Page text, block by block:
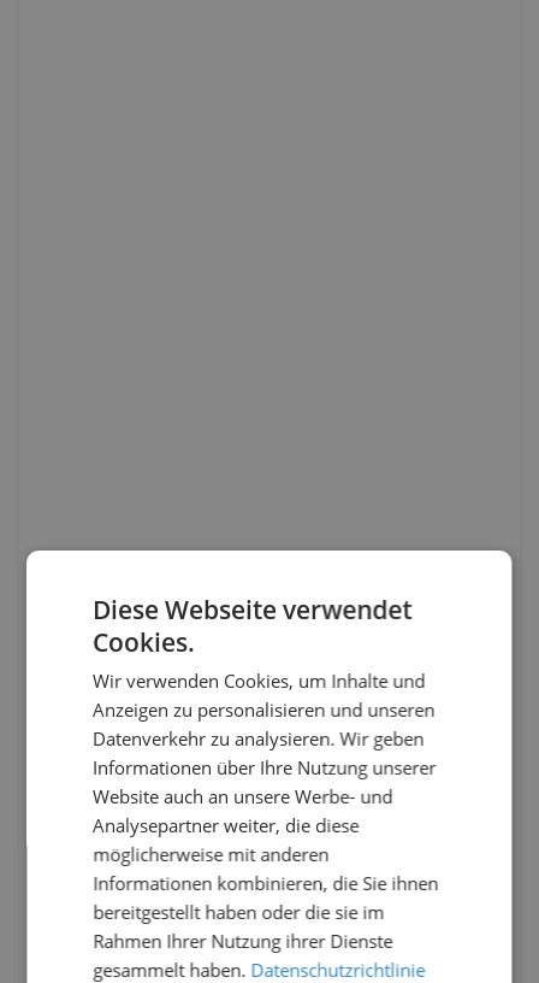
Diese Webseite verwendet
Cookies.
Wir verwenden Cookies, um Inhalte und
Anzeigen zu personalisieren und unseren
Datenverkehr zu analysieren. Wir geben
Informationen über Ihre Nutzung unserer
Website auch an unsere Werbe- und
Analysepartner weiter, die diese
möglicherweise mit anderen
Informationen kombinieren, die Sie ihnen
bereitgestellt haben oder die sie im
Rahmen Ihrer Nutzung ihrer Dienste
gesammelt haben. Datenschutzrichtlinie